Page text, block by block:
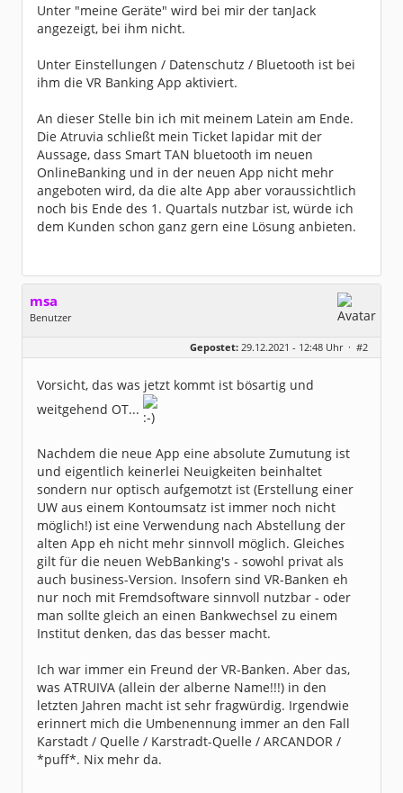
Unter "meine Geräte" wird bei mir der tanJack
angezeigt, bei ihm nicht.
Unter Einstellungen / Datenschutz / Bluetooth ist bei
ihm die VR Banking App aktiviert.
An dieser Stelle bin ich mit meinem Latein am Ende.
Die Atruvia schließt mein Ticket lapidar mit der
Aussage, dass Smart TAN bluetooth im neuen
OnlineBanking und in der neuen App nicht mehr
angeboten wird, da die alte App aber voraussichtlich
noch bis Ende des 1. Quartals nutzbar ist, würde ich
dem Kunden schon ganz gern eine Lösung anbieten.
msa
Benutzer
Alter:
63
Dabei seit:
03 / 2007
Gepostet: 29.12.2021 - 12:48 Uhr · #2
Vorsicht, das was jetzt kommt ist bösartig und
weitgehend OT...
Nachdem die neue App eine absolute Zumutung ist
und eigentlich keinerlei Neuigkeiten beinhaltet
sondern nur optisch aufgemotzt ist (Erstellung einer
UW aus einem Kontoumsatz ist immer noch nicht
möglich!) ist eine Verwendung nach Abstellung der
alten App eh nicht mehr sinnvoll möglich. Gleiches
gilt für die neuen WebBanking's - sowohl privat als
auch business-Version. Insofern sind VR-Banken eh
nur noch mit Fremdsoftware sinnvoll nutzbar - oder
man sollte gleich an einen Bankwechsel zu einem
Institut denken, das das besser macht.
Ich war immer ein Freund der VR-Banken. Aber das,
was ATRUIVA (allein der alberne Name!!!) in den
letzten Jahren macht ist sehr fragwürdig. Irgendwie
erinnert mich die Umbenennung immer an den Fall
Karstadt / Quelle / Karstradt-Quelle / ARCANDOR /
*puff*. Nix mehr da.